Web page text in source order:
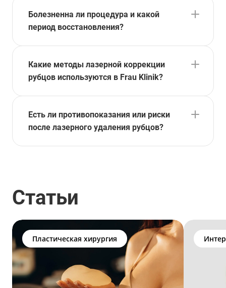
Болезненна ли процедура и какой
период восстановления?
Какие методы лазерной коррекции
рубцов используются в Frau Klinik?
Есть ли противопоказания или риски
после лазерного удаления рубцов?
Статьи
Пластическая хирургия